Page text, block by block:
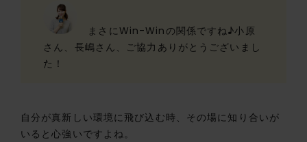
まさにWin-Winの関係ですね♪小原
さん、長嶋さん、ご協力ありがとうございまし
た！
自分が真新しい環境に飛び込む時、その場に知り合いが
いると心強いですよね。